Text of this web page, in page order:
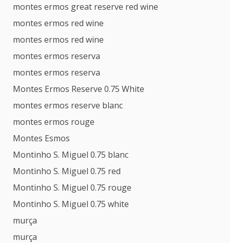
montes ermos great reserve red wine
montes ermos red wine
montes ermos red wine
montes ermos reserva
montes ermos reserva
Montes Ermos Reserve 0.75 White
montes ermos reserve blanc
montes ermos rouge
Montes Esmos
Montinho S. Miguel 0.75 blanc
Montinho S. Miguel 0.75 red
Montinho S. Miguel 0.75 rouge
Montinho S. Miguel 0.75 white
murça
murça